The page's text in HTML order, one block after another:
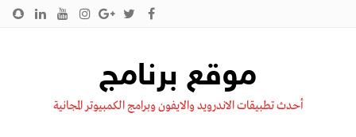
موقع برنامج
أحدث تطبيقات الاندرويد والايفون وبرامج الكمبيوتر المجانية